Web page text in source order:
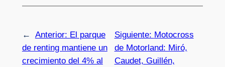
← Anterior: El parque
de renting mantiene un
crecimiento del 4% al
Siguiente: Motocross
de Motorland: Miró,
Caudet, Guillén,